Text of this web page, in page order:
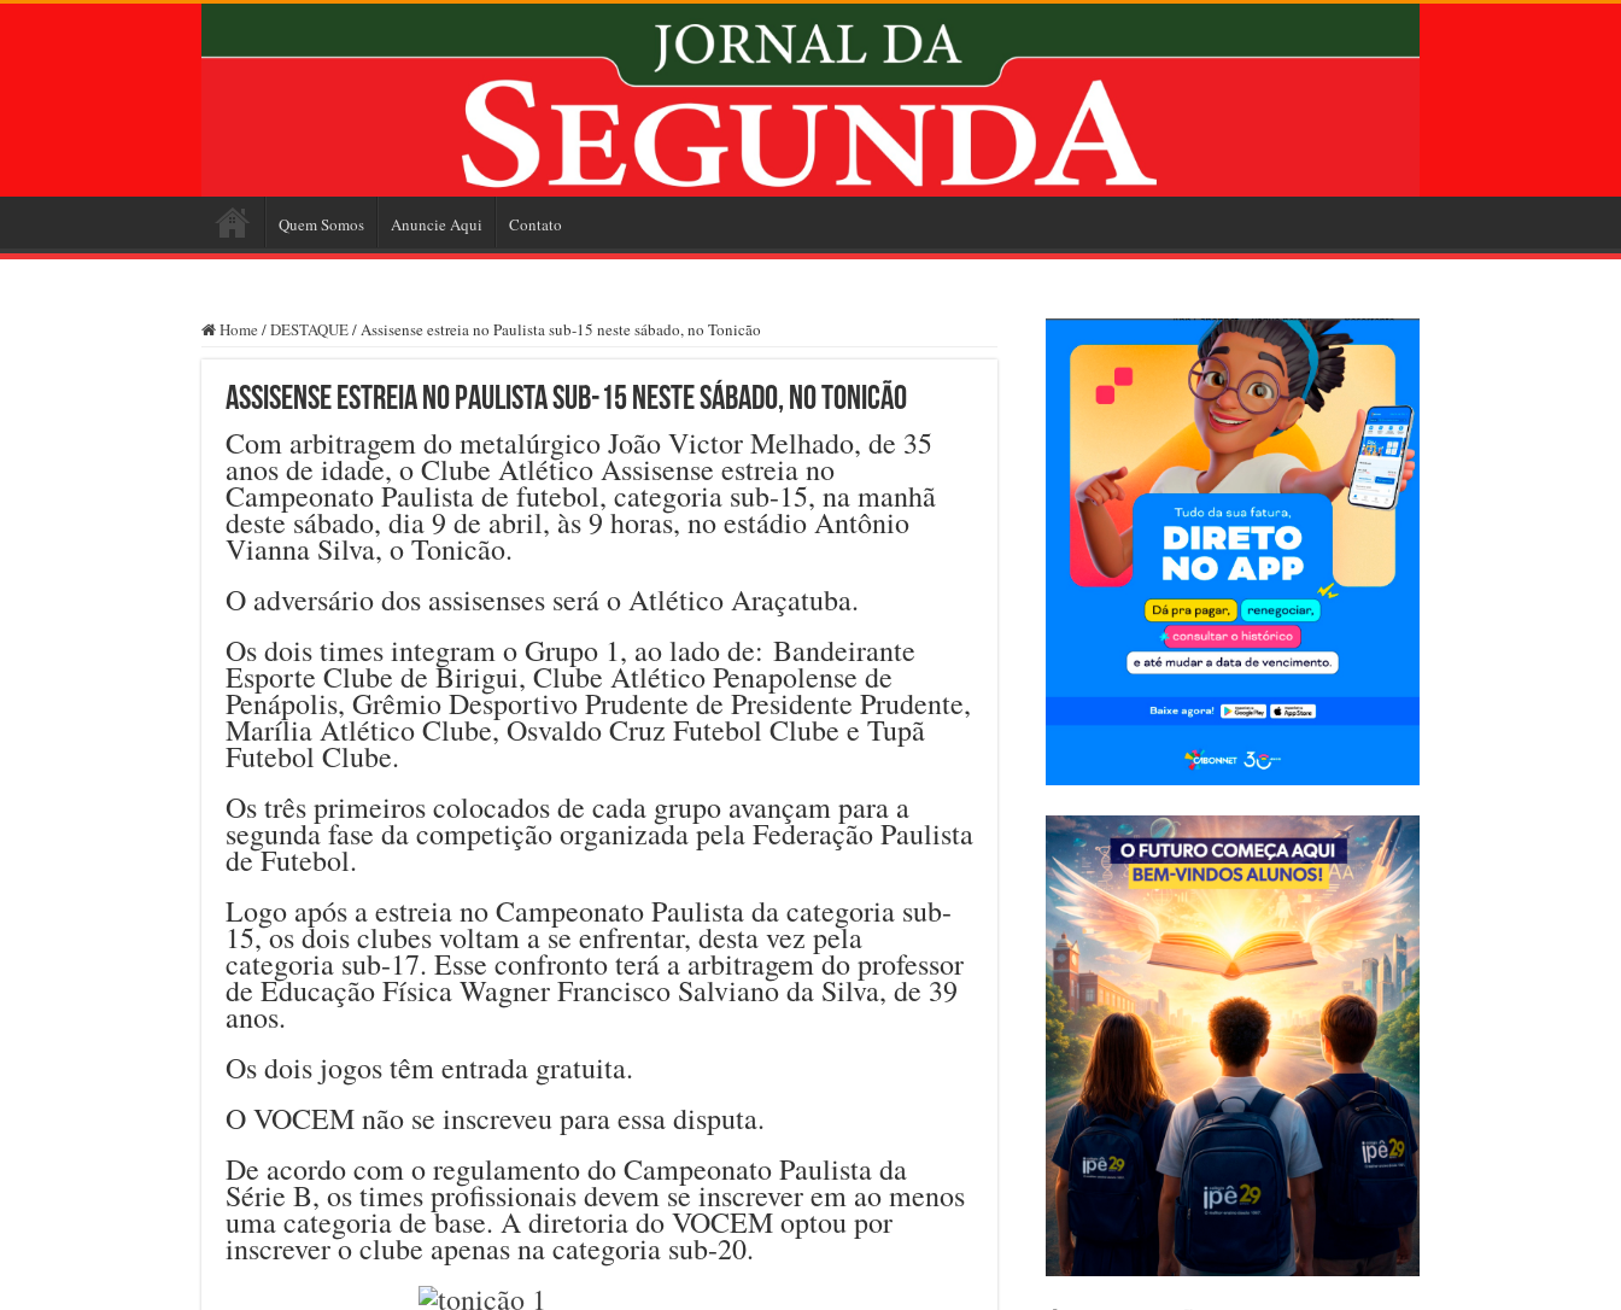
Quem Somos Anuncie Aqui Contato
Home /DESTAQUE/Assisense estreia no Paulista sub-15 neste sábado, no Tonicão
Assisense estreia no Paulista sub-15 neste sábado, no Tonicão
Com arbitragem do metalúrgico João Victor Melhado, de 35
anos de idade, o Clube Atlético Assisense estreia no
Campeonato Paulista de futebol, categoria sub-15, na manhã
deste sábado, dia 9 de abril, às 9 horas, no estádio Antônio
Vianna Silva, o Tonicão.
O adversário dos assisenses será o Atlético Araçatuba.
Os dois times integram o Grupo 1, ao lado de: Bandeirante
Esporte Clube de Birigui, Clube Atlético Penapolense de
Penápolis, Grêmio Desportivo Prudente de Presidente Prudente,
Marília Atlético Clube, Osvaldo Cruz Futebol Clube e Tupã
Futebol Clube.
Os três primeiros colocados de cada grupo avançam para a
segunda fase da competição organizada pela Federação Paulista
de Futebol.
Logo após a estreia no Campeonato Paulista da categoria sub-
15, os dois clubes voltam a se enfrentar, desta vez pela
categoria sub-17. Esse confronto terá a arbitragem do professor
de Educação Física Wagner Francisco Salviano da Silva, de 39
anos.
Os dois jogos têm entrada gratuita.
O VOCEM não se inscreveu para essa disputa.
De acordo com o regulamento do Campeonato Paulista da
Série B, os times profissionais devem se inscrever em ao menos
uma categoria de base. A diretoria do VOCEM optou por
inscrever o clube apenas na categoria sub-20.